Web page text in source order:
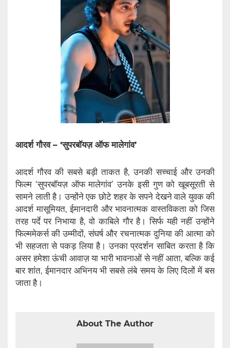
आदर्श गौरव – ‘सुपरबॉयज़ ऑफ मालेगांव’
आदर्श गौरव की सबसे बड़ी ताकत है, उनकी सच्चाई और उनकी
फिल्म ‘सुपरबॉयज़ ऑफ मालेगांव’ उनके इसी गुण को खूबसूरती से
सामने लाती है। उन्होंने एक छोटे शहर के सपने देखने वाले युवक की
आदर्श मासूमियत, ईमानदारी और भावनात्मक वास्तविकता को जिस
तरह पर्दे पर निभाया है, वो काबिले गौर है। सिर्फ यही नहीं उन्होंने
फिल्ममेकर्स की उम्मीदों, संघर्ष और रचनात्मक दुनिया की आत्मा को
भी सहजता से पकड़ लिया है। उनका प्रदर्शन साबित करता है कि
असर हमेशा ऊंची आवाज़ या भारी भावनाओं से नहीं आता, बल्कि कई
बार शांत, ईमानदार अभिनय भी सबसे लंबे समय के लिए दिलों में बस
जाता है।
About The Author